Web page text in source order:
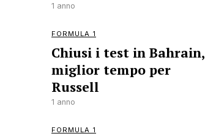
1 anno
FORMULA 1
Chiusi i test in Bahrain,
miglior tempo per
Russell
1 anno
FORMULA 1